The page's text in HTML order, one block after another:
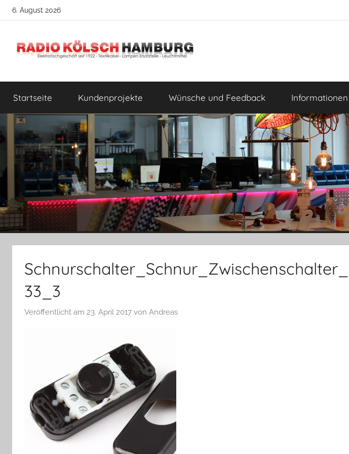
Zum6. August 2026
Radio
Kölsch
Hamburg
Lampenbau
Tipps
Startseite Kundenprojekte Wünsche und Feedback Informationen
33_3
Veröffentlicht am 23. April 2017 von Andreas